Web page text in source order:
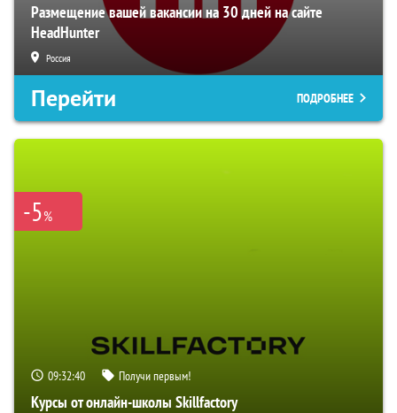
Размещение вашей вакансии на 30 дней на сайте
HeadHunter
Россия
Перейти ПОДРОБНЕЕ
-5%
09:32:39 Получи первым!
Курсы от онлайн-школы Skillfactory